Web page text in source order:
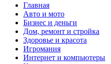
Главная
Авто и мото
Бизнес и деньги
Дом, ремонт и стройка
Здоровье и красота
Игромания
Интернет и компьютеры